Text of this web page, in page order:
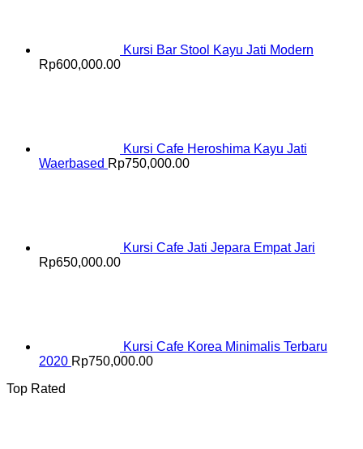
Kursi Bar Stool Kayu Jati Modern
Rp600,000.00
Kursi Cafe Heroshima Kayu Jati
Waerbased Rp750,000.00
Kursi Cafe Jati Jepara Empat Jari
Rp650,000.00
Kursi Cafe Korea Minimalis Terbaru
2020 Rp750,000.00
Top Rated